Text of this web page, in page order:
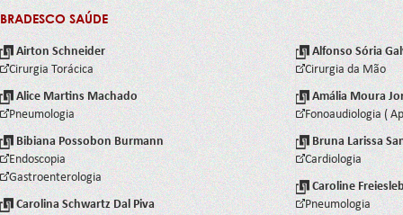
BRADESCO SAÚDE
Airton Schneider
Cirurgia Torácica
Alice Martins Machado
Pneumologia
Bibiana Possobon Burmann
Endoscopia
Gastroenterologia
Carolina Schwartz Dal Piva
Alfonso Sória
Cirurgia da Mão
Amália Moura
Fonoaudiologia (
Bruna Larissa
Cardiologia
Caroline
Pneumologia